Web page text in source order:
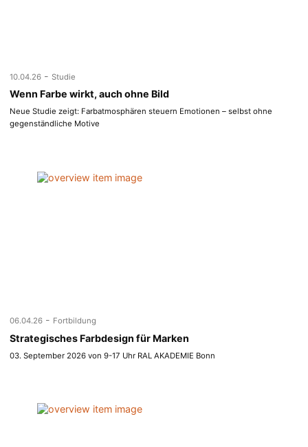
10.04.26 - Studie
Wenn Farbe wirkt, auch ohne Bild
Neue Studie zeigt: Farbatmosphären steuern Emotionen – selbst ohne
gegenständliche Motive
06.04.26 - Fortbildung
Strategisches Farbdesign für Marken
03. September 2026 von 9-17 Uhr RAL AKADEMIE Bonn